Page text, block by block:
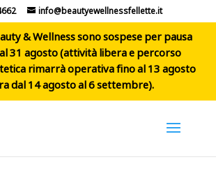
info@beautyewellnessfellette.it
& Wellness sono sospese per pausa
31 agosto (attività libera e percorso
rimarrà operativa fino al 13 agosto
dal 14 agosto al 6 settembre).